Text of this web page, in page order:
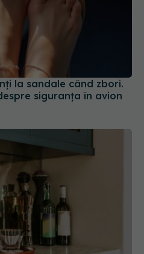
la sandale când zbori.
siguranța în avion